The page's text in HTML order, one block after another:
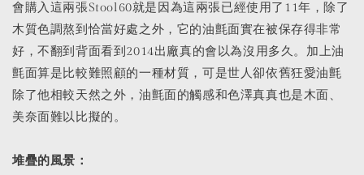
會購入這兩張Stool60就是因為這兩張已經使用了11年，除了
木質色調熬到恰當好處之外，它的油氈面實在被保存得非常
好，不翻到背面看到2014出廠真的會以為沒用多久。加上油
氈面算是比較難照顧的一種材質，可是世人卻依舊狂愛油氈
除了他相較天然之外，油氈面的觸感和色澤真真也是木面、
美奈面難以比擬的。
堆疊的風景：